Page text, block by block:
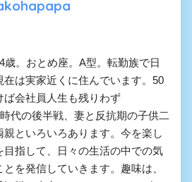
歳。おとめ座。A型。転勤族で日
は実家近くに住んでいます。50
会社員人生も残りわず
代の後半戦、妻と反抗期の子供二
親といろいろあります。今を楽し
指して、日々の生活の中での気
を発信していきます。趣味は、